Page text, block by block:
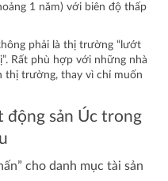
1 năm) với biên độ thấp
phải là thị trường “lướt
Rất phù hợp với những nhà
thị trường, thay vì chỉ muốn
động sản Úc trong
cho danh mục tài sản